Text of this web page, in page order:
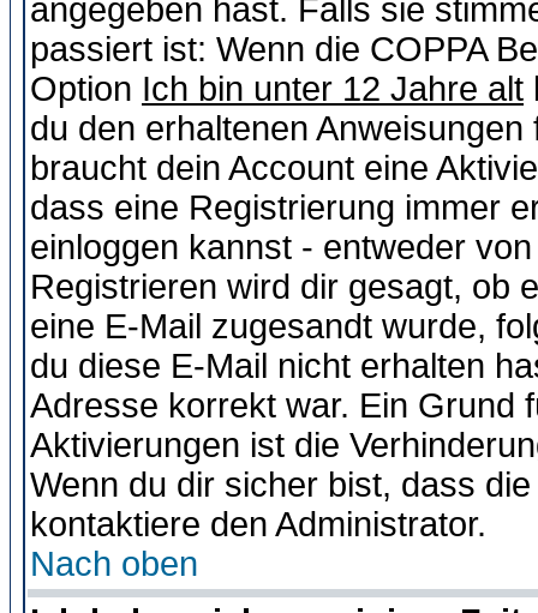
angegeben hast. Falls sie
passiert ist: Wenn die COPPA
Option Ich bin unter 12 Jahre alt
du den erhaltenen
braucht dein Account eine
dass eine Registrierung immer
einloggen kannst - entweder
Registrieren wird dir gesagt, ob
eine E-Mail zugesandt wurde,
du diese E-Mail nicht erhalten
Adresse korrekt war. Ein Grund
Aktivierungen ist die
Wenn du dir sicher bist, dass
kontaktiere den Administrator.
Nach oben